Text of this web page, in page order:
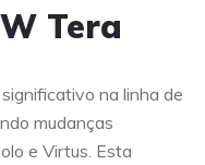
Tera
na linha de
mudanças
e Virtus. Esta